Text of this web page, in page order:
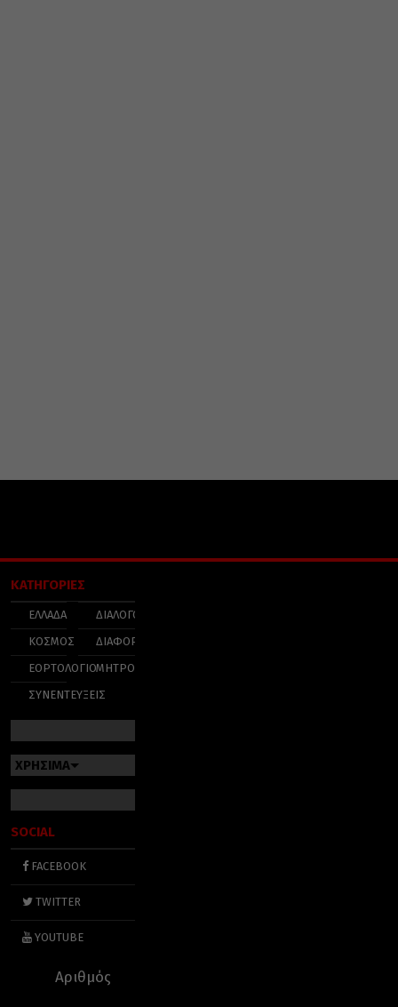
ΚΑΤΗΓΟΡΙΕΣ
ΕΛΛΑΔΑ
ΚΟΣΜΟΣ
ΕΟΡΤΟΛΟΓΙΟ
ΣΥΝΕΝΤΕΥΞΕΙΣ
ΔΙΑΛΟΓΟΣ
ΔΙΑΦΟΡΑ
ΜΗΤΡΟΠΟΛΕΙΣ
ΧΡΗΣΙΜΑ
SOCIAL
FACEBOOK
TWITTER
YOUTUBE
Αριθμός